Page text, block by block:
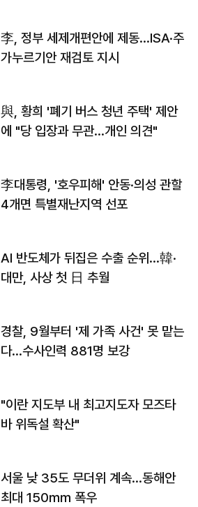
李, 정부 세제개편안에 제동…ISA·주
가누르기안 재검토 지시
與, 황희 '폐기 버스 청년 주택' 제안
에 "당 입장과 무관…개인 의견"
李대통령, '호우피해' 안동·의성 관할
4개면 특별재난지역 선포
AI 반도체가 뒤집은 수출 순위…韓·
대만, 사상 첫 日 추월
경찰, 9월부터 '제 가족 사건' 못 맡는
다…수사인력 881명 보강
"이란 지도부 내 최고지도자 모즈타
바 위독설 확산"
서울 낮 35도 무더위 계속…동해안
최대 150㎜ 폭우